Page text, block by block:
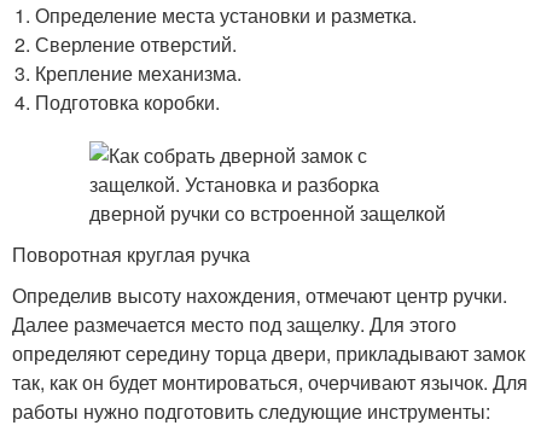
Определение места установки и разметка.
Сверление отверстий.
Крепление механизма.
Подготовка коробки.
Поворотная круглая ручка
Определив высоту нахождения, отмечают центр ручки.
Далее размечается место под защелку. Для этого
определяют середину торца двери, прикладывают замок
так, как он будет монтироваться, очерчивают язычок. Для
работы нужно подготовить следующие инструменты: